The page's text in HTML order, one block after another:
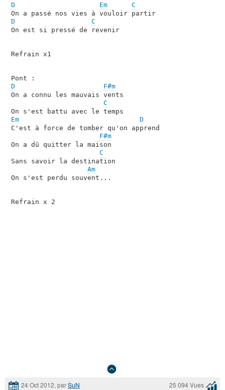
D
Em
C
On a passé nos vies à vouloir partir
D
C
On est si pressé de revenir
Refrain x1
D
F#m
On a connu les mauvais vents
C
Em
D
C'est à force de tomber qu'on apprend
F#m
On a dû quitter la maison
C
Sans savoir la destination
Am
On s'est perdu souvent...
Refrain x 2
24 Oct 2012, parSuN 25 094 Vues